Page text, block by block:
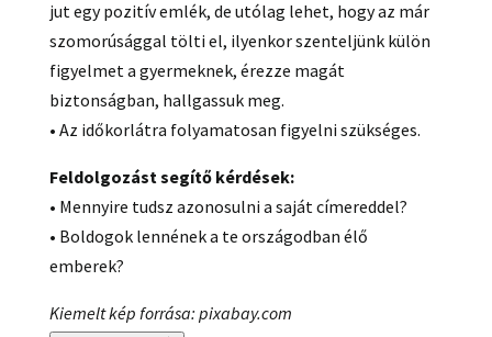
jut egy pozitív emlék, de utólag lehet, hogy az már
szomorúsággal tölti el, ilyenkor szenteljünk külön
figyelmet a gyermeknek, érezze magát
biztonságban, hallgassuk meg.
• Az időkorlátra folyamatosan figyelni szükséges.
Feldolgozást segítő kérdések:
• Mennyire tudsz azonosulni a saját címereddel?
• Boldogok lennének a te országodban élő
emberek?
Kiemelt kép forrása: pixabay.com